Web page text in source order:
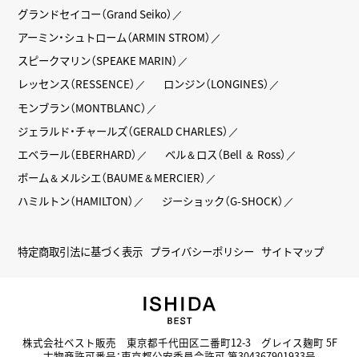
グランドセイコー（Grand Seiko）
アーミン・シュトローム（ARMIN STROM）
スピークマリン（SPEAKE MARIN）
レッセンス（RESSENCE）
ロンジン（LONGINES）
モンブラン（MONTBLANC）
ジェラルド・チャールズ（GERALD CHARLES）
エベラール（EBERHARD）
ベル＆ロス（Bell ＆ Ross）
ボーム＆メルシエ（BAUME＆MERCIER）
ハミルトン（HAMILTON）
ジーショック（G-SHOCK）
特定商取引法に基づく表示 プライバシーポリシー サイトマップ
株式会社ベスト販売 東京都千代田区二番町12-3 グレイス麹町 5F